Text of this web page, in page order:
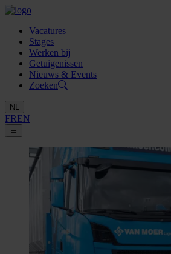
Vacatures
Stages
Werken bij
Getuigenissen
Nieuws & Events
Zoeken
NL
FREN